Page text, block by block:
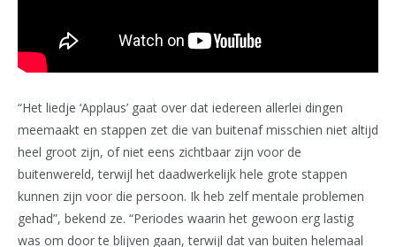
“Het liedje ‘Applaus’ gaat over dat iedereen allerlei dingen
meemaakt en stappen zet die van buitenaf misschien niet altijd
heel groot zijn, of niet eens zichtbaar zijn voor de
buitenwereld, terwijl het daadwerkelijk hele grote stappen
kunnen zijn voor die persoon. Ik heb zelf mentale problemen
gehad”, bekend ze. “Periodes waarin het gewoon erg lastig
was om door te blijven gaan, terwijl dat van buiten helemaal